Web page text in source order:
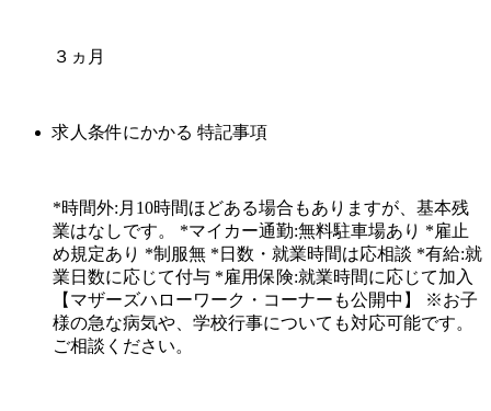
３ヵ月
求人条件にかかる 特記事項
*時間外:月10時間ほどある場合もありますが、基本残
業はなしです。 *マイカー通勤:無料駐車場あり *雇止
め規定あり *制服無 *日数・就業時間は応相談 *有給:就
業日数に応じて付与 *雇用保険:就業時間に応じて加入
【マザーズハローワーク・コーナーも公開中】 ※お子
様の急な病気や、学校行事についても対応可能です。
ご相談ください。